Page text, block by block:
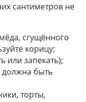
сантиметров не
сгущённого
корицу;
или запекать);
быть
торты,